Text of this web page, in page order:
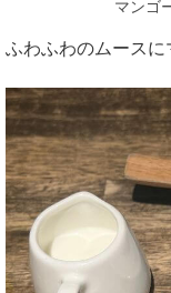
マンゴ
ふわふわのムースに